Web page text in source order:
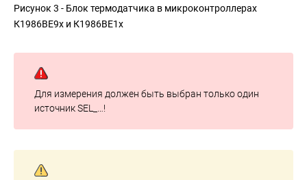
Рисунок 3 - Блок термодатчика в микроконтроллерах
К1986ВЕ9х и К1986ВЕ1х
Для измерения должен быть выбран только один
источник SEL_…!